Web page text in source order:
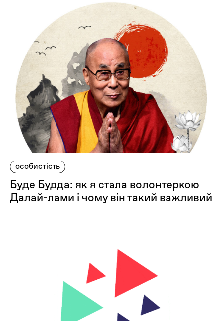
особистість
Буде Будда: як я стала волонтеркою
Далай-лами і чому він такий важливий